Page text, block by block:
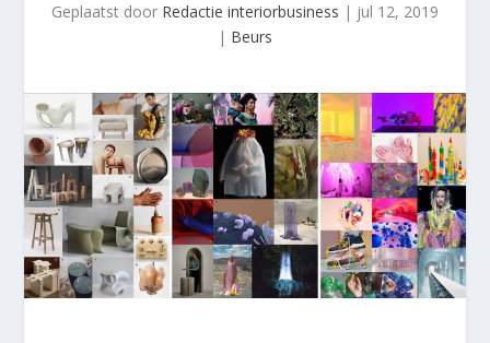
Geplaatst door Redactie interiorbusiness | jul 12, 2019
| Beurs